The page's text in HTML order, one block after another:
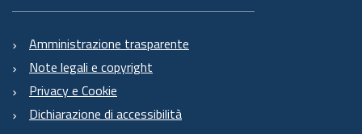
Amministrazione trasparente
Note legali e copyright
Privacy e Cookie
Dichiarazione di accessibilità